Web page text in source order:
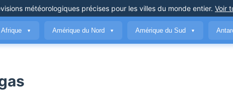
météorologiques précises pour les villes du monde entier. Voir
Afrique ▼ Amérique du Nord ▼ Amérique du Sud ▼